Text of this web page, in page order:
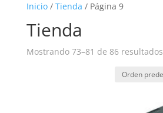
Inicio/ Tienda / Página 9
Tienda
Mostrando 73–81 de 86 resultados